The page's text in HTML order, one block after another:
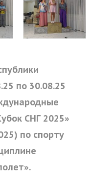
по 30.08.25
СНГ 2025»
по спорту